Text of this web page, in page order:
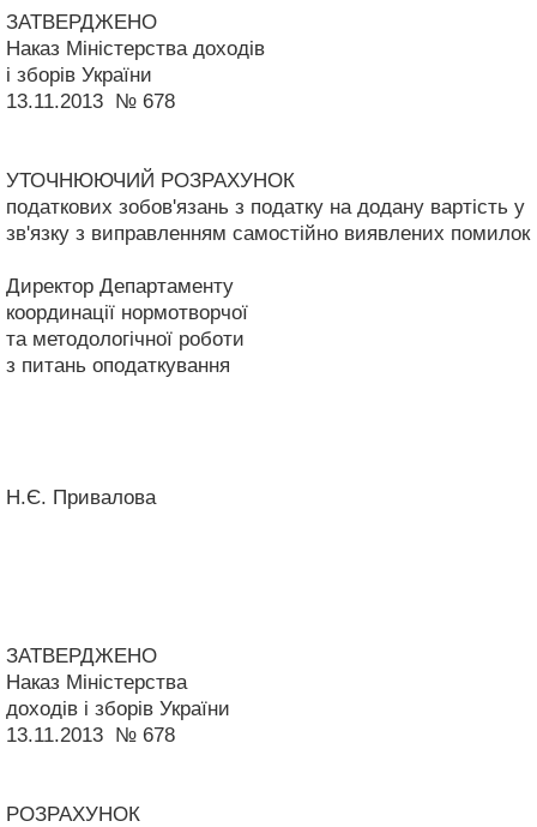
ЗАТВЕРДЖЕНО
Наказ Міністерства доходів
і зборів України
13.11.2013 № 678
УТОЧНЮЮЧИЙ РОЗРАХУНОК
податкових зобов'язань з податку на додану вартість у
зв'язку з виправленням самостійно виявлених помилок
Директор Департаменту
координації нормотворчої
та методологічної роботи
з питань оподаткування
Н.Є. Привалова
ЗАТВЕРДЖЕНО
Наказ Міністерства
доходів і зборів України
13.11.2013 № 678
РОЗРАХУНОК